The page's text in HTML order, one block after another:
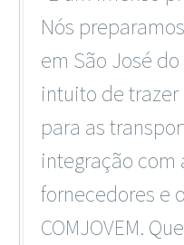
Nós
em São José
intuito de
para as
integração com
fornecedores e
COMJOVEM.